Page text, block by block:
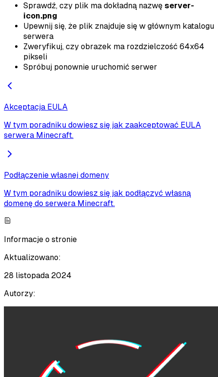
Sprawdź, czy plik ma dokładną nazwę server-
icon.png
Upewnij się, że plik znajduje się w głównym katalogu
serwera
Zweryfikuj, czy obrazek ma rozdzielczość 64x64
pikseli
Spróbuj ponownie uruchomić serwer
Akceptacja EULA
W tym poradniku dowiesz się jak zaakceptować EULA
serwera Minecraft.
Podłączenie własnej domeny
W tym poradniku dowiesz się jak podłączyć własną
domenę do serwera Minecraft.
Informacje o stronie
Aktualizowano:
28 listopada 2024
Autorzy: